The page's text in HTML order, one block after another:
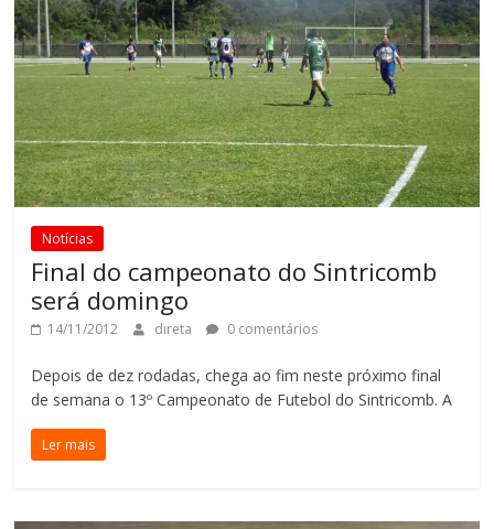
Notícias
Final do campeonato do Sintricomb
será domingo
14/11/2012 direta 0 comentários
Depois de dez rodadas, chega ao fim neste próximo final
de semana o 13º Campeonato de Futebol do Sintricomb. A
Ler mais